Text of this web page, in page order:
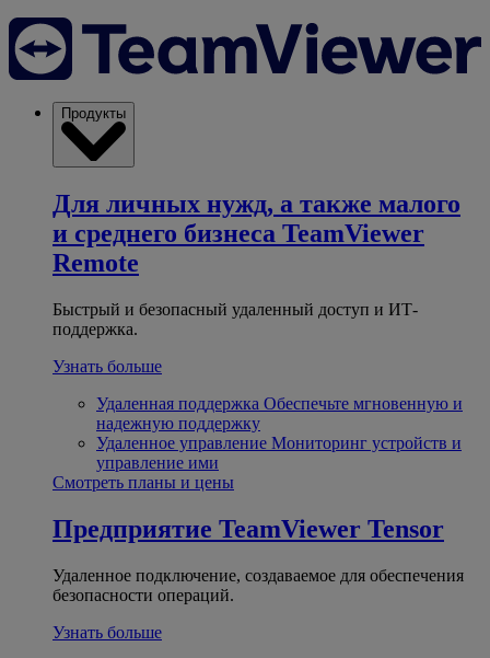
Продукты
Для личных нужд, а также малого
и среднего бизнеса TeamViewer
Remote
Быстрый и безопасный удаленный доступ и ИТ-
поддержка.
Узнать больше
Удаленная поддержка Обеспечьте мгновенную и
надежную поддержку
Удаленное управление Мониторинг устройств и
управление ими
Смотреть планы и цены
Предприятие TeamViewer Tensor
Удаленное подключение, создаваемое для обеспечения
безопасности операций.
Узнать больше